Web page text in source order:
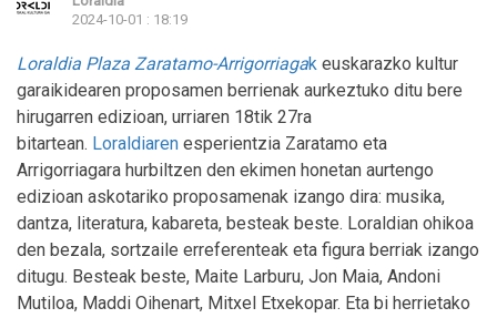
2024-10-01 : 18:19
Loraldia Plaza Zaratamo-Arrigorriagak euskarazko kultur
garaikidearen proposamen berrienak aurkeztuko ditu bere
hirugarren edizioan, urriaren 18tik 27ra
bitartean. Loraldiaren esperientzia Zaratamo eta
Arrigorriagara hurbiltzen den ekimen honetan aurtengo
edizioan askotariko proposamenak izango dira: musika,
dantza, literatura, kabareta, besteak beste. Loraldian ohikoa
den bezala, sortzaile erreferenteak eta figura berriak izango
ditugu. Besteak beste, Maite Larburu, Jon Maia, Andoni
Mutiloa, Maddi Oihenart, Mitxel Etxekopar. Eta bi herrietako